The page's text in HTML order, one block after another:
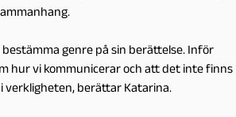
bestämma genre på sin berättelse. Inför
hur vi kommunicerar och att det inte finns
verkligheten, berättar Katarina.